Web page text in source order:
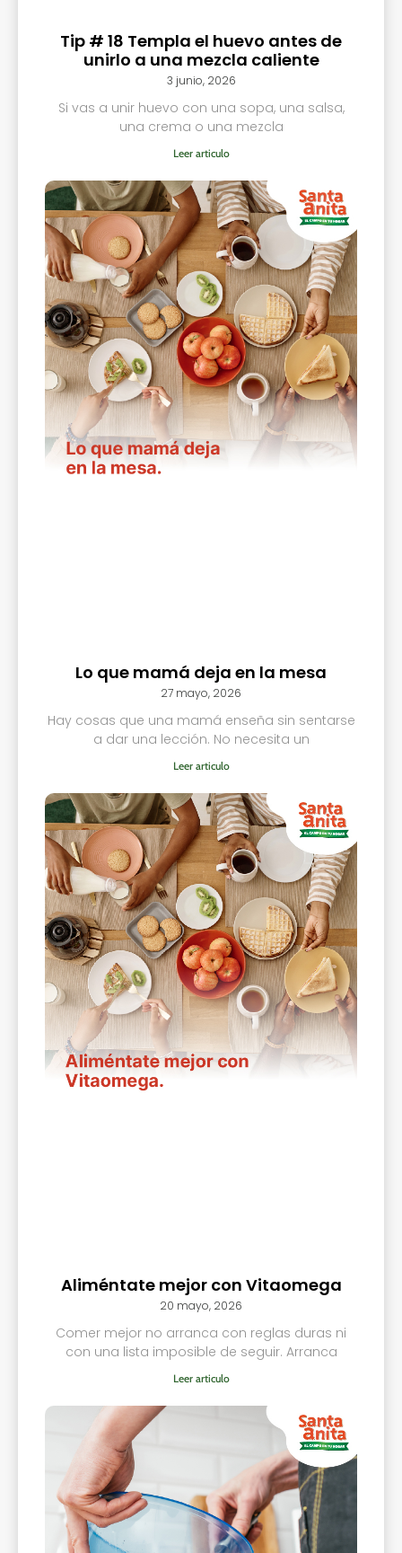
Tip # 18 Templa el huevo antes de
unirlo a una mezcla caliente
3 junio, 2026
Si vas a unir huevo con una sopa, una salsa,
una crema o una mezcla
Leer articulo
Lo que mamá deja en la mesa
27 mayo, 2026
Hay cosas que una mamá enseña sin sentarse
a dar una lección. No necesita un
Leer articulo
Aliméntate mejor con Vitaomega
20 mayo, 2026
Comer mejor no arranca con reglas duras ni
con una lista imposible de seguir. Arranca
Leer articulo